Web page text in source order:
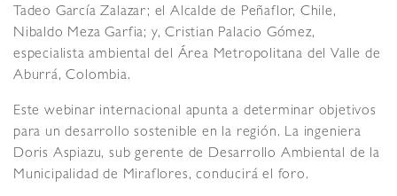
Tadeo García Zalazar; el Alcalde de Peñaflor, Chile,
Nibaldo Meza Garfia; y, Cristian Palacio Gómez,
especialista ambiental del Área Metropolitana del Valle de
Aburrá, Colombia.
Este webinar internacional apunta a determinar objetivos
para un desarrollo sostenible en la región. La ingeniera
Doris Aspiazu, sub gerente de Desarrollo Ambiental de la
Municipalidad de Miraflores, conducirá el foro.